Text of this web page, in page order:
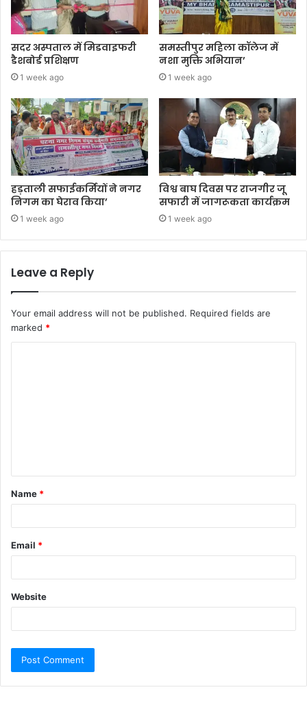
सदर अस्पताल में मिडवाइफरी
डैशबोर्ड प्रशिक्षण
1 week ago
समस्तीपुर महिला कॉलेज में
नशा मुक्ति अभियान’
1 week ago
हड़ताली सफाईकर्मियों ने नगर
निगम का घेराव किया’
1 week ago
विश्व बाघ दिवस पर राजगीर जू
सफारी में जागरूकता कार्यक्रम
1 week ago
Leave a Reply
Your email address will not be published. Required fields are
marked *
Name *
Email *
Website